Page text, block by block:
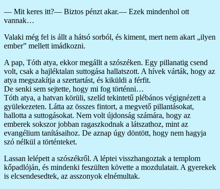
— Mit keres itt?— Biztos pénzt akar.— Ezek mindenhol ott
vannak…
Valaki még fel is állt a hátsó sorból, és kiment, mert nem akart „ilyen
ember” mellett imádkozni.
A pap, Tóth atya, ekkor megállt a szószéken. Egy pillanatig csend
volt, csak a hajléktalan suttogása hallatszott. A hívek várták, hogy az
atya megszakítja a szertartást, és kiküldi a férfit.
De senki sem sejtette, hogy mi fog történni…
Tóth atya, a hatvan körüli, szelíd tekintetű plébános végignézett a
gyülekezeten. Látta az összes fintort, a megvető pillantásokat,
hallotta a suttogásokat. Nem volt újdonság számára, hogy az
emberek sokszor jobban ragaszkodnak a látszathoz, mint az
evangélium tanításaihoz. De aznap úgy döntött, hogy nem hagyja
szó nélkül a történteket.
Lassan lelépett a szószékről. A léptei visszhangoztak a templom
kőpadlóján, és mindenki feszülten követte a mozdulatait. A gyerekek
is elcsendesedtek, az asszonyok elnémultak.